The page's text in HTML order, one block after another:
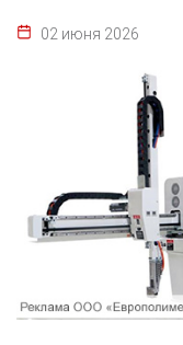
02 июня 2026